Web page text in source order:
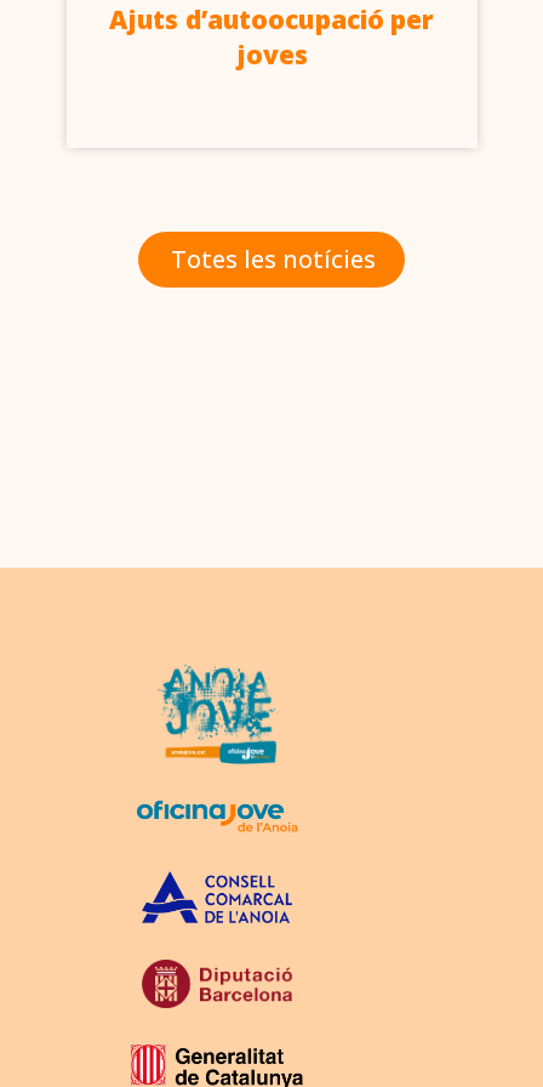
Ajuts d’autoocupació per
joves
Totes les notícies